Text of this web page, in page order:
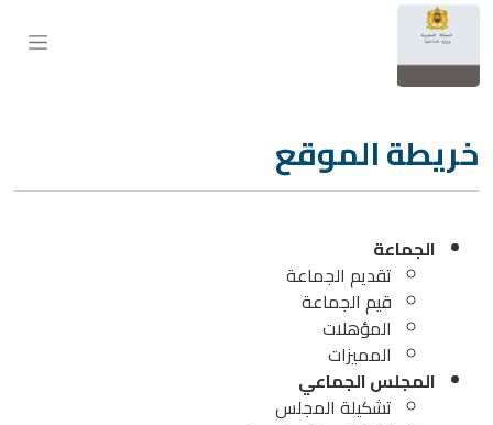
نموذج
خريطة الموقع
الجماعة
تقديم الجماعة
قيم الجماعة
المؤهلات
المميزات
المجلس الجماعي
تشكيلة المجلس